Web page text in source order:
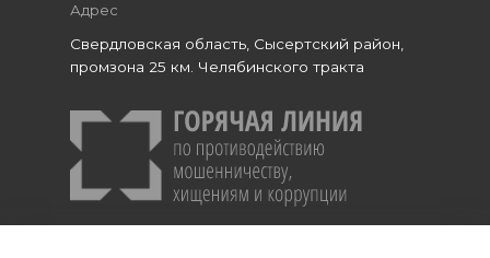
Адрес
Свердловская область, Сысертский район,
промзона 25 км. Челябинского тракта